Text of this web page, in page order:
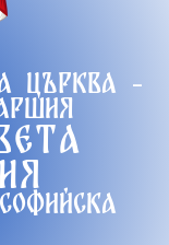
църква -